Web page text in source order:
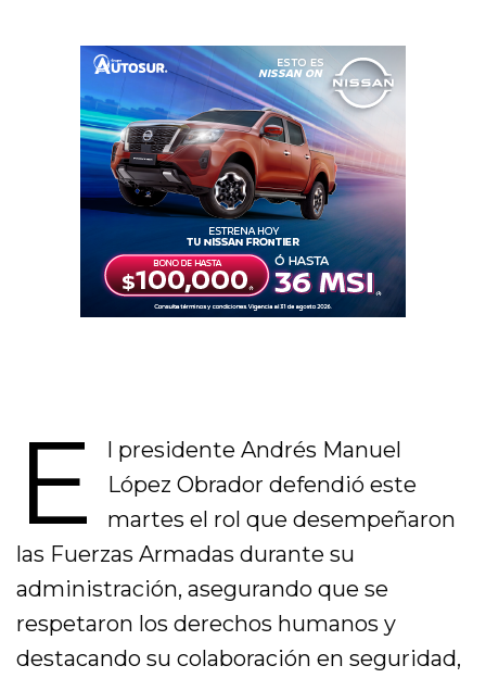
E
l presidente Andrés Manuel
López Obrador defendió este
martes el rol que desempeñaron
las Fuerzas Armadas durante su
administración, asegurando que se
respetaron los derechos humanos y
destacando su colaboración en seguridad,